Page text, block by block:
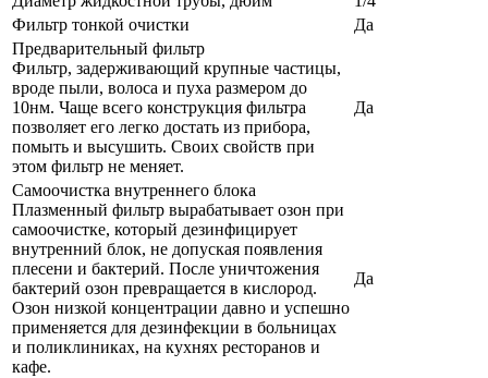
Фильтр тонкой очистки
Да
Предварительный фильтр
Фильтр, задерживающий крупные частицы,
вроде пыли, волоса и пуха размером до
10нм. Чаще всего конструкция фильтра
позволяет его легко достать из прибора,
помыть и высушить. Своих свойств при
этом фильтр не меняет.
Да
Самоочистка внутреннего блока
Плазменный фильтр вырабатывает озон при
самоочистке, который дезинфицирует
внутренний блок, не допуская появления
плесени и бактерий. После уничтожения
бактерий озон превращается в кислород.
Озон низкой концентрации давно и успешно
применяется для дезинфекции в больницах
и поликлиниках, на кухнях ресторанов и
кафе.
Да